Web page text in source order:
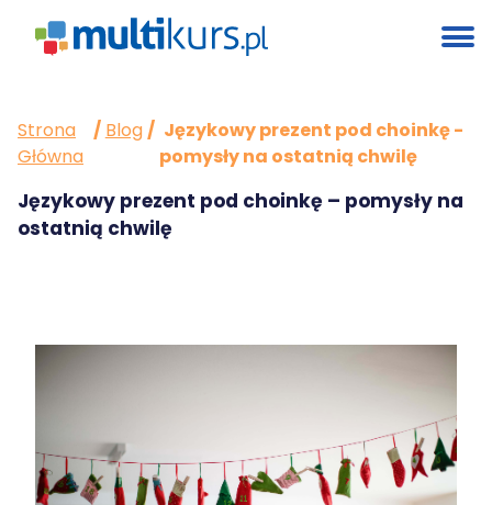
Strona
Główna
/ Blog/ Językowy prezent pod choinkę -
pomysły na ostatnią chwilę
Językowy prezent pod choinkę – pomysły na
ostatnią chwilę